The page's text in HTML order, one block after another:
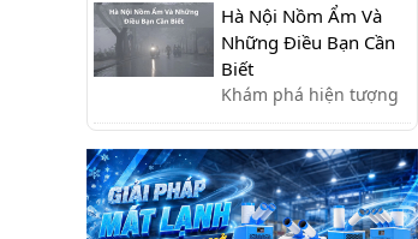
& Quốc tế Lao động
(30/4 - ...
chuẩn trong sản xuất
công nghiệp, giúp tối
ưu quy trình, giảm lỗi
và nâng cao chất lượng
sản phẩm.
Hà Nội Nồm Ẩm Và
Những Điều Bạn Cần
Biết
Khám phá hiện tượng
nồm ẩm ở Hà Nội:
nguyên nhân, tác hại
và cách khắc phục hiệu
quả giúp bạn giữ nhà
cửa khô ráo, bảo vệ sức